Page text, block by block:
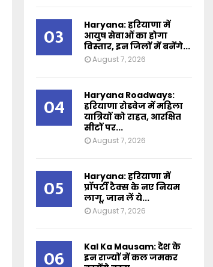
03
Haryana: हरियाणा में
आयुष सेवाओं का होगा
विस्तार, इन जिलों में बनेंगे...
August 7, 2026
04
Haryana Roadways:
हरियाणा रोडवेज में महिला
यात्रियों को राहत, आरक्षित
सीटों पर...
August 7, 2026
05
Haryana: हरियाणा में
प्रॉपर्टी टैक्स के नए नियम
लागू, जान लें ये...
August 7, 2026
06
Kal Ka Mausam: देश के
इन राज्यों में कल जमकर